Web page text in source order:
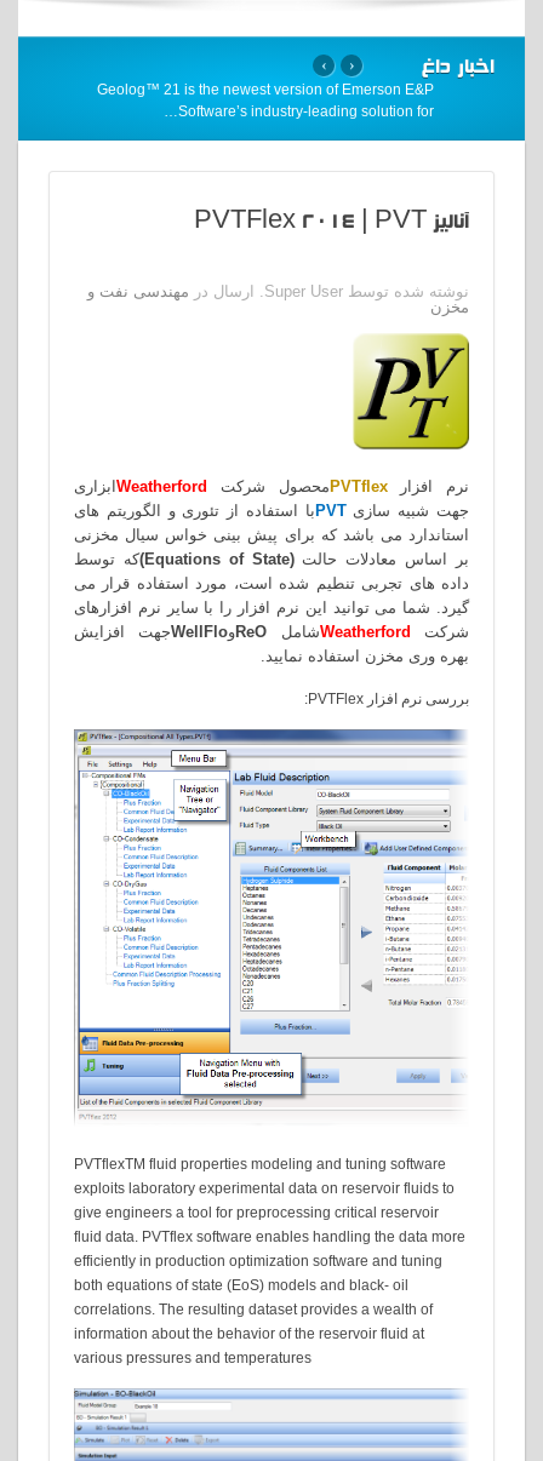
اخبار داغ
Geolog™ 21 is the newest version of Emerson E&P
Software’s industry-leading solution for
…
› ‹
آنالیز PVTFlex 2014 | PVT
نوشته شده توسط Super User. ارسال در
مهندسی نفت و
مخزن
نرم افزارPVTflex محصول شرکت Weatherford ابزاری
جهت شبیه سازیPVT با استفاده از تئوری و الگوریتم های
استاندارد می باشد که برای پیش بینی خواس سیال مخزنی
بر اساس معادلات حالت(Equations of State)که توسط
داده های تجربی تنطیم شده است، مورد استفاده قرار می
گیرد. شما می توانید این نرم افزار را با سایر نرم افزارهای
شرکت
Weatherfordشامل ReOوWellFloجهت افزایش
بهره وری مخزن استفاده نمایید.
بررسی نرم افزار PVTFlex:
PVTflexTM fluid properties modeling and tuning software
exploits laboratory experimental data on reservoir fluids to
give engineers a tool for preprocessing critical reservoir
fluid data. PVTflex software enables handling the data more
efficiently in production optimization software and tuning
both equations of state (EoS) models and black- oil
correlations. The resulting dataset provides a wealth of
information about the behavior of the reservoir fluid at
various pressures and temperatures